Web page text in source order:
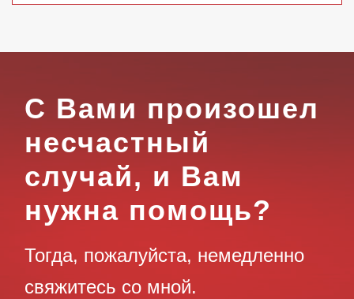
С Вами произошел
несчастный
случай, и Вам
нужна помощь?
Тогда, пожалуйста, немедленно
свяжитесь со мной.